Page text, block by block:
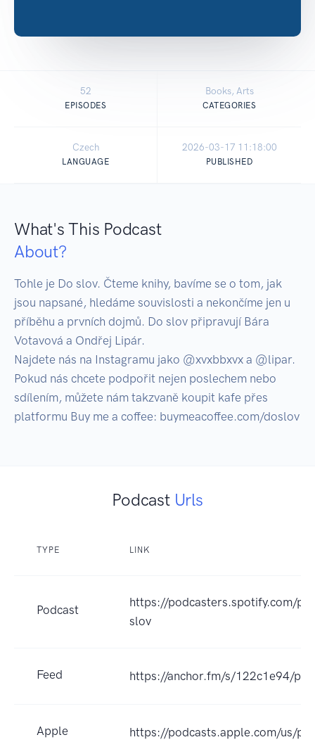
52
EPISODES
Books, Arts
CATEGORIES
Czech
LANGUAGE
2026-03-17 11:18:00
PUBLISHED
What's This Podcast
About?
Tohle je Do slov. Čteme knihy, bavíme se o tom, jak
jsou napsané, hledáme souvislosti a nekončíme jen u
příběhu a prvních dojmů. Do slov připravují Bára
Votavová a Ondřej Lipár.
Najdete nás na Instagramu jako @xvxbbxvx a @lipar.
Pokud nás chcete podpořit nejen poslechem nebo
sdílením, můžete nám takzvaně koupit kafe přes
platformu Buy me a coffee: buymeacoffee.com/doslov
Podcast Urls
TYPE LINK
Podcast
https://podcasters.spotify.com/
slov
Feed https://anchor.fm/s/122c1e94/
Apple
https://podcasts.apple.com/us/